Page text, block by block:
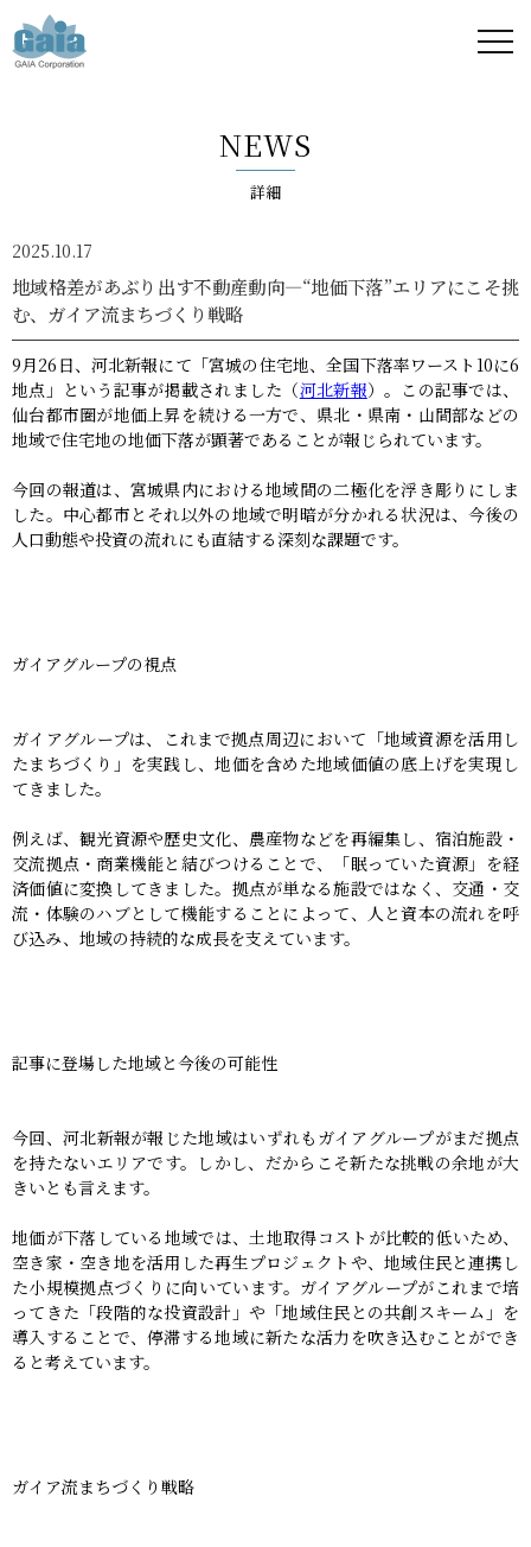
ア -
GAIA
Corporation
-
NEWS
詳細
2025.10.17
地域格差があぶり出す不動産動向—“地価下落”エリアにこそ挑
む、ガイア流まちづくり戦略
9月26日、河北新報にて「宮城の住宅地、全国下落率ワースト10に6
地点」という記事が掲載されました（河北新報）。この記事では、
仙台都市圏が地価上昇を続ける一方で、県北・県南・山間部などの
地域で住宅地の地価下落が顕著であることが報じられています。
今回の報道は、宮城県内における地域間の二極化を浮き彫りにしま
した。中心都市とそれ以外の地域で明暗が分かれる状況は、今後の
人口動態や投資の流れにも直結する深刻な課題です。
ガイアグループの視点
ガイアグループは、これまで拠点周辺において「地域資源を活用し
たまちづくり」を実践し、地価を含めた地域価値の底上げを実現し
てきました。
例えば、観光資源や歴史文化、農産物などを再編集し、宿泊施設・
交流拠点・商業機能と結びつけることで、「眠っていた資源」を経
済価値に変換してきました。拠点が単なる施設ではなく、交通・交
流・体験のハブとして機能することによって、人と資本の流れを呼
び込み、地域の持続的な成長を支えています。
記事に登場した地域と今後の可能性
今回、河北新報が報じた地域はいずれもガイアグループがまだ拠点
を持たないエリアです。しかし、だからこそ新たな挑戦の余地が大
きいとも言えます。
地価が下落している地域では、土地取得コストが比較的低いため、
空き家・空き地を活用した再生プロジェクトや、地域住民と連携し
た小規模拠点づくりに向いています。ガイアグループがこれまで培
ってきた「段階的な投資設計」や「地域住民との共創スキーム」を
導入することで、停滞する地域に新たな活力を吹き込むことができ
ると考えています。
ガイア流まちづくり戦略